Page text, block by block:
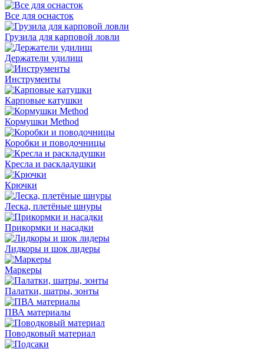
Все для оснасток
Грузила для карповой ловли
Держатели удилищ
Инструменты
Карповые катушки
Кормушки Method
Коробки и поводочницы
Кресла и раскладушки
Крючки
Леска, плетёные шнуры
Прикормки и насадки
Лидкоры и шок лидеры
Маркеры
Палатки, шатры, зонты
ПВА материалы
Поводковый материал